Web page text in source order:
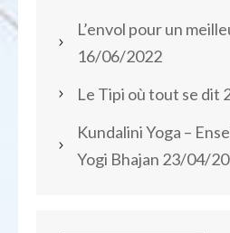
L’envol pour un
16/06/2022
Le Tipi où tout se dit
Kundalini Yoga –
Yogi Bhajan 23/04/